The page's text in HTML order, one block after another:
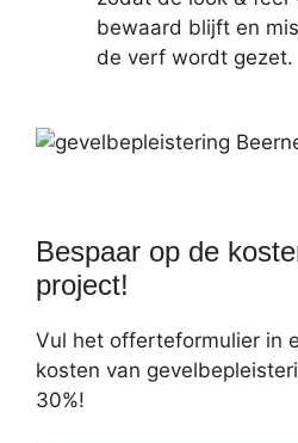
bewaard blijft en
de verf wordt gezet.
Bespaar op de
project!
Vul het offerteformulier in
kosten van
30%!